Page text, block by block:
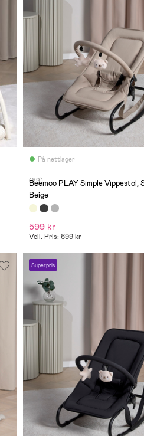
På nettlager
(69)
Beemoo PLAY Simple Vippestol,
Beige
599 kr
Veil. Pris: 699 kr
Superpris